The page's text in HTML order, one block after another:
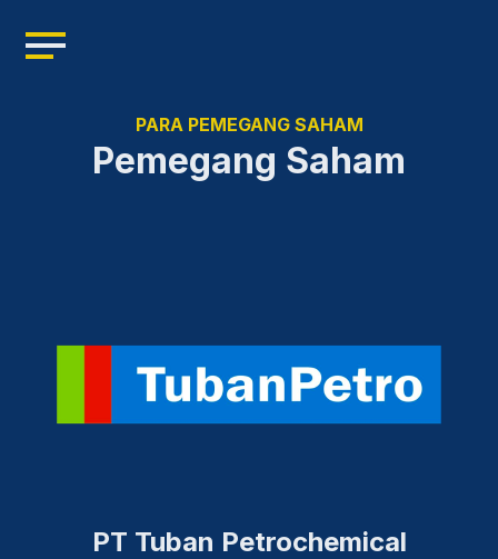
Home
Manajemen
PARA PEMEGANG SAHAM
Pemegang Saham
PT Tuban Petrochemical